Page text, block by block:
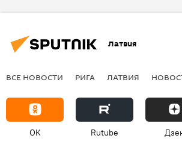
Латвия
ВСЕ НОВОСТИ РИГА ЛАТВИЯ
OK Rutube